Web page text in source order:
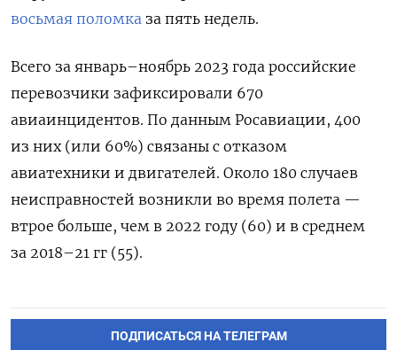
восьмая поломка за пять недель.
Всего за январь–ноябрь 2023 года российские
перевозчики зафиксировали 670
авиаинцидентов. По данным Росавиации, 400
из них (или 60%) связаны с отказом
авиатехники и двигателей. Около 180 случаев
неисправностей возникли во время полета —
втрое больше, чем в 2022 году (60) и в среднем
за 2018–21 гг (55).
ПОДПИСАТЬСЯ НА ТЕЛЕГРАМ